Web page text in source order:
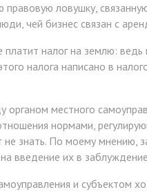
ловушку,
чей бизнес связан с
налог на землю:
налога написано в
местного
нормами,
знать. По моему мнению,
введение их в
и субъектом